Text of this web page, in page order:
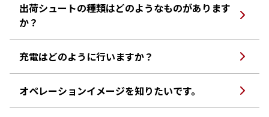
出荷シュートの種類はどのようなものがあります
か？
充電はどのように行いますか？
オペレーションイメージを知りたいです。